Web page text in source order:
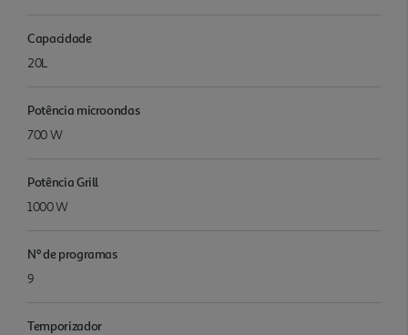
Capacidade
20L
Potência microondas
700 W
Potência Grill
1000 W
Nº de programas
9
Temporizador